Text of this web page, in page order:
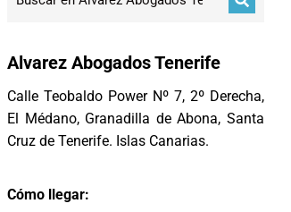
Alvarez Abogados Tenerife
Calle Teobaldo Power Nº 7, 2º Derecha,
El Médano, Granadilla de Abona, Santa
Cruz de Tenerife. Islas Canarias.
Cómo llegar: